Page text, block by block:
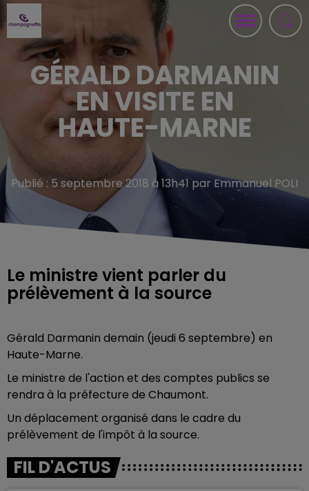
GÉRALD DARMANIN
EN VISITE EN
HAUTE-MARNE
Publié : 5 septembre 2018 à 13h41 par Emmanuel POLI
Le ministre vient parler du
prélèvement à la source
Gérald Darmanin demain (jeudi 6 septembre) en
Haute-Marne.
Le ministre de l'action et des comptes publics se
rendra à la préfecture de Chaumont.
Un déplacement organisé dans le cadre du
prélèvement de l'impôt à la source.
FIL D'ACTUS